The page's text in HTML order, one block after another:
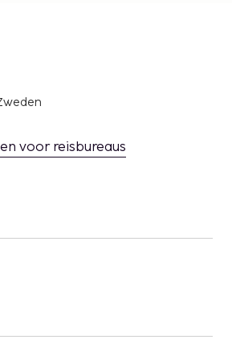
voor reisbureaus